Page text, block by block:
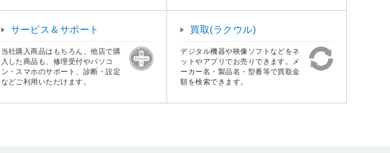
サービス＆サポート
当社購入商品はもちろん、他店で購
入した商品も、修理受付やパソコ
ン・スマホのサポート、診断・設定
などご利用いただけます。
買取(ラクウル)
デジタル機器や映像ソフトなどをネ
ットやアプリでお売りできます。メ
ーカー名・製品名・型番等で買取金
額を検索できます。